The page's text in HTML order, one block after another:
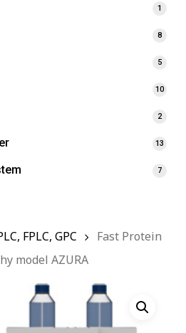
1
8
5
10
2
13
7
FPLC, GPC
Fast Protein
model AZURA